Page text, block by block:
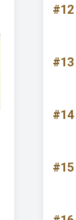
#12
#13
#14
#15